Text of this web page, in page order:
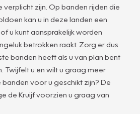
zijn. Op banden rijden die
kan u in deze landen een
u kunt aansprakelijk worden
betrokken raakt. Zorg er dus
banden heeft als u van plan bent
Twijfelt u en wilt u graag meer
voor u geschikt zijn? De
de Kruijf voorzien u graag van